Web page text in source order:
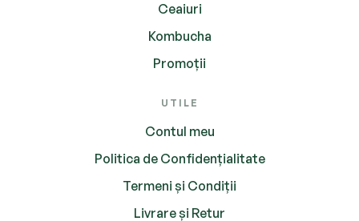
Ceaiuri
Kombucha
Promoții
UTILE
Contul meu
Politica de Confidențialitate
Termeni și Condiții
Livrare și Retur